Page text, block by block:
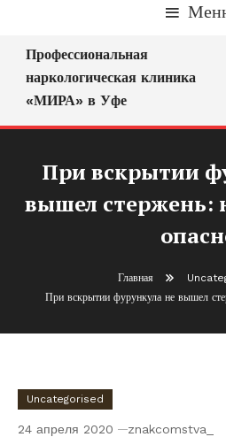
Профессиональная
наркологическая клиника
«МИРА» в Уфе
При вскрытии
вышел стержень:
Главная
При вскрытии фурункула не вышел
Uncategorised
24 апреля 2020 znakcomstva_